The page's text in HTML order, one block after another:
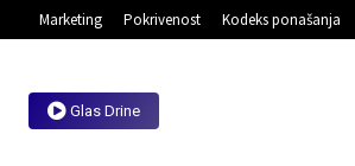
Marketing Pokrivenost Kodeks ponašanja
Glas Drine